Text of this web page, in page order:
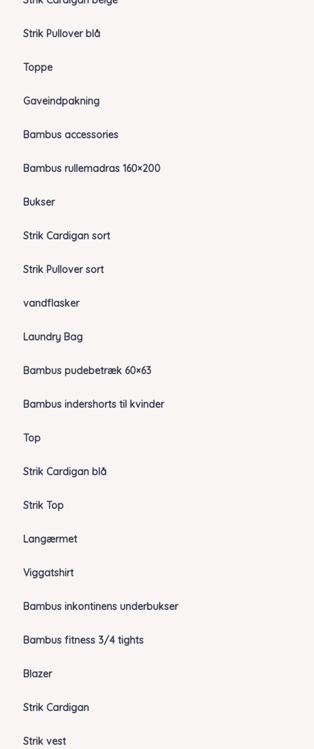
Strik Pullover blå
Toppe
Gaveindpakning
Bambus accessories
Bambus rullemadras 160×200
Bukser
Strik Cardigan sort
Strik Pullover sort
vandflasker
Laundry Bag
Bambus pudebetræk 60×63
Bambus indershorts til kvinder
Top
Strik Cardigan blå
Strik Top
Langærmet
Viggatshirt
Bambus inkontinens underbukser
Bambus fitness 3/4 tights
Blazer
Strik Cardigan
Strik vest